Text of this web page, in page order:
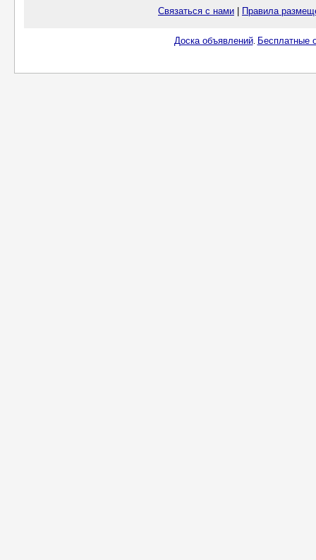
Связаться с нами Правила
Доска объявлений. Бесплатные